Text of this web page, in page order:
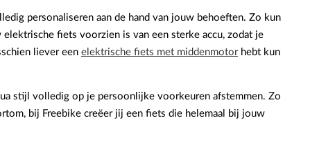
personaliseren aan de hand van jouw behoeften. Zo kun
fiets voorzien is van een sterke accu, zodat je
liever een elektrische fiets met middenmotorhebt kun
stijl volledig op je persoonlijke voorkeuren afstemmen. Zo
bij Freebike creëer jij een fiets die helemaal bij jouw